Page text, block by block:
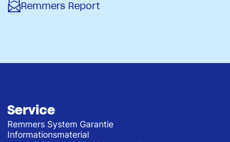
Remmers Report
Service
Remmers System Garantie
Informationsmaterial